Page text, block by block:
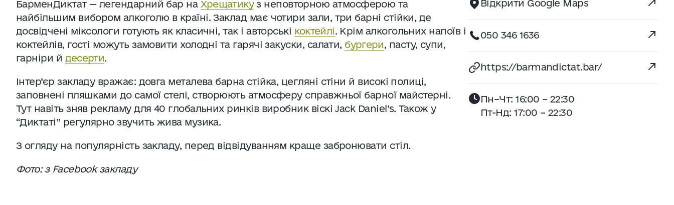
БарменДиктат — легендарний бар на Хрещатикуз неповторною атмосферою та
найбільшим вибором алкоголю в країні. Заклад має чотири зали, три барні стійки, де
досвідчені міксологи готують як класичні, так і авторські коктейлі. Крім алкогольних напоїв і
коктейлів, гості можуть замовити холодні та гарячі закуски, салати, бургери, пасту, супи,
гарніри й десерти.
Інтер’єр закладу вражає: довга металева барна стійка, цегляні стіни й високі полиці,
заповнені пляшками до самої стелі, створюють атмосферу справжньої барної майстерні.
Тут навіть зняв рекламу для 40 глобальних ринків виробник віскі Jack Daniel’s. Також у
“Диктаті” регулярно звучить жива музика.
З огляду на популярність закладу, перед відвідуванням краще забронювати стіл.
Фото: з Facebook закладу
Відкрити Google Maps
050 346 1636
https://barmandictat.bar/
Пн–Чт: 16:00 – 22:30
Пт-Нд: 17:00 – 22:30